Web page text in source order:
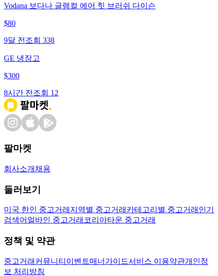
Vodana 보다나 글램컬 에어 힛 브러쉬 다이슨
$80
9달 전 조회 338
GE 냉장고
$300
8시간 전 조회 12
팔마켓
회사소개 채용
둘러보기
미국 한인 중고거래 지역별 중고거래 카테고리별 중고거래 인기
검색어 얼바인 중고거래 코리아타운 중고거래
정책 및 약관
중고거래 커뮤니티 이벤트매너가이드서비스 이용약관개인정
보 처리방침